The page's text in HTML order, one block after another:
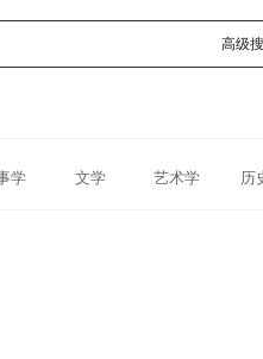
高级
学 文学 艺术学 历